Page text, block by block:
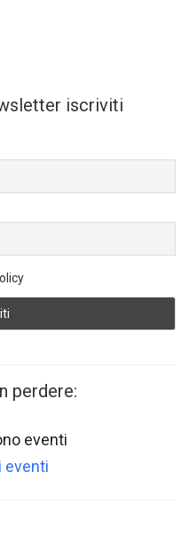
iscriviti
perdere:
eventi
eventi